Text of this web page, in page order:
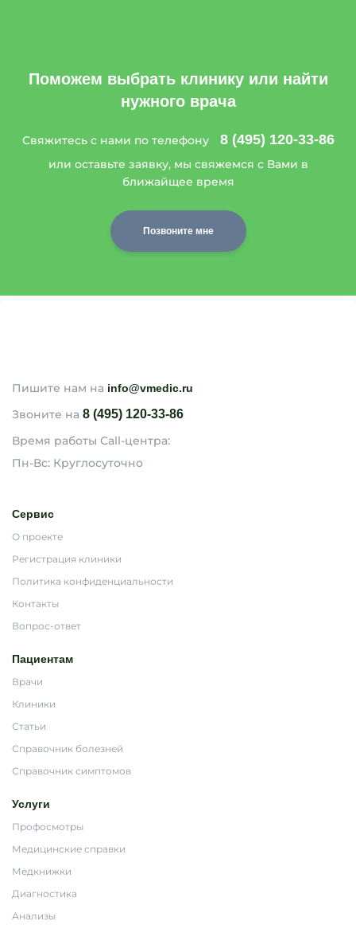
Поможем выбрать клинику или найти
нужного врача
Свяжитесь с нами по телефону 8 (495) 120-33-86
или оставьте заявку, мы свяжемся с Вами в
ближайщее время
Позвоните мне
Сервис
О проекте
Регистрация клиники
Политика конфиденциальности
Контакты
Вопрос-ответ
Пациентам
Врачи
Клиники
Статьи
Справочник болезней
Справочник симптомов
Услуги
Профосмотры
Медицинские справки
Медкнижки
Диагностика
Анализы
Пишите нам на info@vmedic.ru
Звоните на 8 (495) 120-33-86
Время работы Call-центра:
Пн-Вс: Круглосуточно